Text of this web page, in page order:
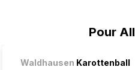
Pour
Waldhausen Karottenball